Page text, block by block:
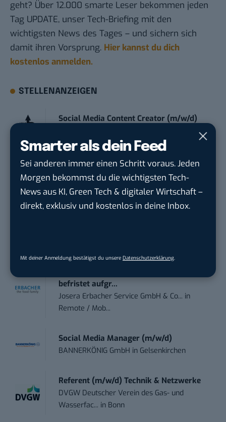
Smarter als dein Feed
Sei anderen immer einen Schritt voraus. Jeden
Morgen bekommst du die wichtigsten Tech-
News aus KI, Green Tech & digitaler Wirtschaft –
direkt, exklusiv und kostenlos in deine Inbox.
Mit deiner Anmeldung bestätigst du unsere Datenschutzerklärung
geht? Über 12.000 smarte Leser bekommen jeden
Tag UPDATE, unser Tech-Briefing mit den
wichtigsten News des Tages – und sichern sich
damit ihren Vorsprung. Hier kannst du dich
kostenlos anmelden.
STELLENANZEIGEN
Social Media Content Creator (m/w/d)
Anforderungs- und Projektmanager
touristische...
trendtours Holding GmbH in Eschborn
befristet aufgr...
Josera Erbacher Service GmbH & Co... in
Remote / Mob...
Social Media Manager (m/w/d)
BANNERKÖNIG GmbH in Gelsenkirchen
Referent (m/w/d) Technik & Netzwerke
DVGW Deutscher Verein des Gas- und
Wasserfac... in Bonn